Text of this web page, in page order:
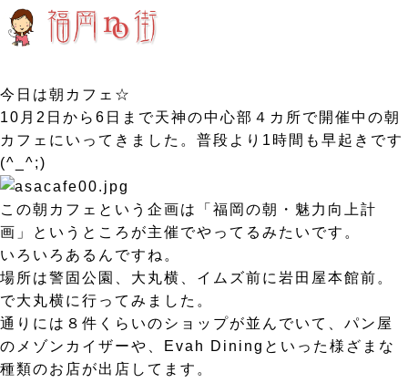
今日は朝カフェ☆
10月2日から6日まで天神の中心部４カ所で開催中の朝
カフェにいってきました。普段より1時間も早起きです
(^_^;)
この朝カフェという企画は「福岡の朝・魅力向上計
画」というところが主催でやってるみたいです。
いろいろあるんですね。
場所は警固公園、大丸横、イムズ前に岩田屋本館前。
で大丸横に行ってみました。
通りには８件くらいのショップが並んでいて、パン屋
のメゾンカイザーや、Evah Diningといった様ざまな
種類のお店が出店してます。